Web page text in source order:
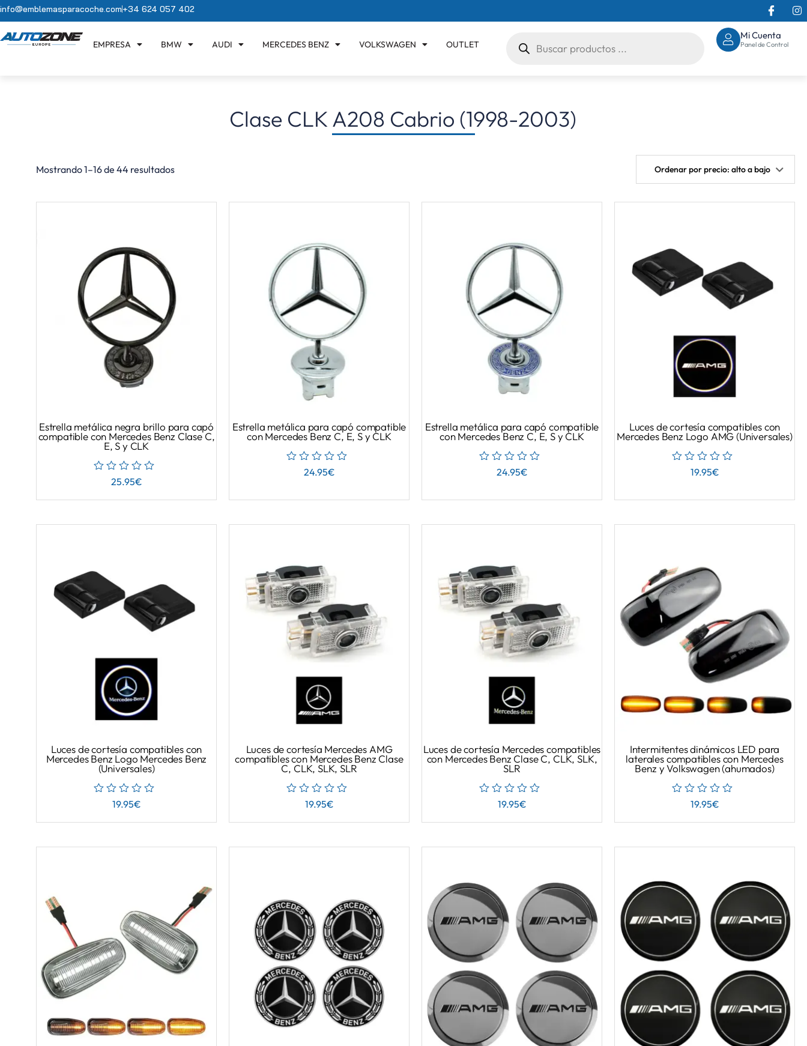
info@emblemasparacoche.com+34 624 057 402
EMPRESA BMW AUDI MERCEDES BENZ VOLKSWAGEN OUTLET
Mi Cuenta
Panel de Control
Clase CLK A208 Cabrio (1998-2003)
Mostrando 1–16 de 44 resultados Ordenar por precio: alto a bajo
Estrella metálica negra brillo para capó
compatible con Mercedes Benz Clase C,
E, S y CLK
25.95€
Estrella metálica para capó compatible
con Mercedes Benz C, E, S y CLK
24.95€
Estrella metálica para capó compatible
con Mercedes Benz C, E, S y CLK
24.95€
Luces de cortesía compatibles con
Mercedes Benz Logo AMG (Universales)
19.95€
Luces de cortesía compatibles con
Mercedes Benz Logo Mercedes Benz
(Universales)
19.95€
Luces de cortesía Mercedes AMG
compatibles con Mercedes Benz Clase
C, CLK, SLK, SLR
19.95€
Luces de cortesía Mercedes compatibles
con Mercedes Benz Clase C, CLK, SLK,
SLR
19.95€
Intermitentes dinámicos LED para
laterales compatibles con Mercedes
Benz y Volkswagen (ahumados)
19.95€